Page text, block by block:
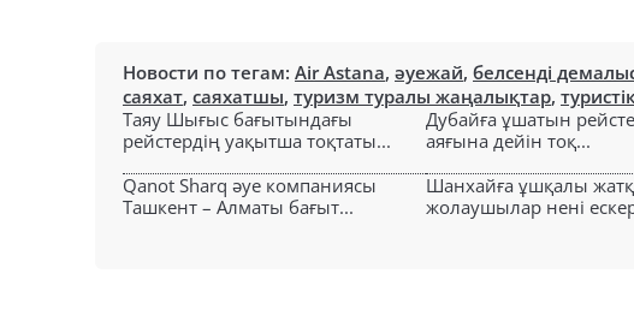
Новости по тегам: Air Astana, әуежай, белсенді
саяхат, саяхатшы, туризм туралы жаңалықтар,
Таяу Шығыс бағытындағы
рейстердің уақытша тоқтаты...
Дубайға ұшатын
аяғына дейін тоқ...
Qanot Sharq әуе компаниясы
Ташкент – Алматы бағыт...
Шанхайға ұшқалы
жолаушылар нені